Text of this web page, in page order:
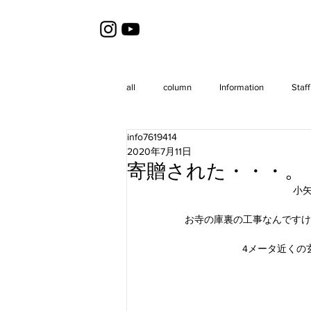
all column Information
寄贈された・・・。
info7619414
2020年7月11日
小
お寺の庫裏の工事なんです
4メータ近くの